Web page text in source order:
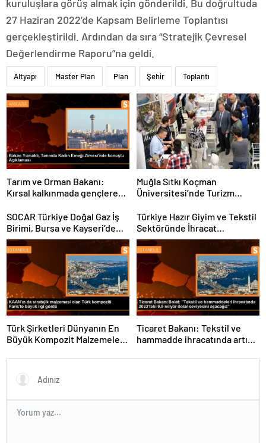
kuruluşlara görüş almak için gönderildi. Bu doğrultuda
27 Haziran 2022’de Kapsam Belirleme Toplantısı
gerçekleştirildi. Ardından da sıra “Stratejik Çevresel
Değerlendirme Raporu”na geldi.
Altyapı Master Plan Plan Şehir Toplantı
Tarım ve Orman Bakanı:
Kırsal kalkınmada gençlere
yapıyoruz
Muğla Sıtkı Koçman
Üniversitesi’nde Turizm
Buluştu
SOCAR Türkiye Doğal Gaz İş
Birimi, Bursa ve Kayseri’de
Şebeke Uzunluğunu Artıracak
Türkiye Hazır Giyim ve Tekstil
Sektöründe İhracat
Hedeflerini Açıkladı
Türk Şirketleri Dünyanın En
Büyük Kompozit Malzemeler
Ticaret Bakanı: Tekstil ve
hammadde ihracatında artış